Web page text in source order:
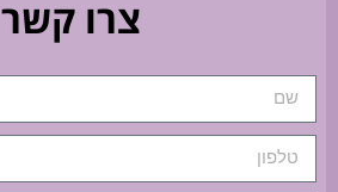
צרו קשר